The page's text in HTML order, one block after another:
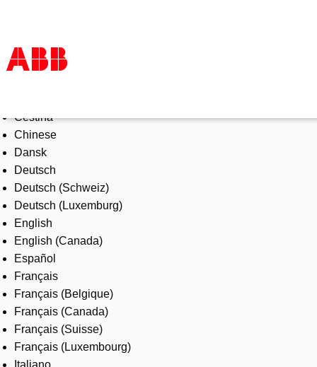
Products & Solutions
Industries
Services
About us
Where to buy
Contact us
Careers
Čeština
Chinese
Dansk
Deutsch
Deutsch (Schweiz)
Deutsch (Luxemburg)
English
English (Canada)
Español
Français
Français (Belgique)
Français (Canada)
Français (Suisse)
Français (Luxembourg)
Italiano